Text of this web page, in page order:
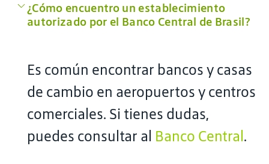
¿Cómo encuentro un establecimiento
autorizado por el Banco Central de Brasil?
Es común encontrar bancos y casas
de cambio en aeropuertos y centros
comerciales. Si tienes dudas,
puedes consultar al Banco Central .